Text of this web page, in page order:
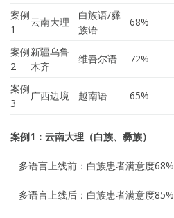
案例
1
云南大理
白族语/彝
族语
68%
案例
2
新疆乌鲁
木齐
维吾尔语 72%
案例
3
广西边境 越南语 65%
案例1：云南大理（白族、彝族）
– 多语言上线前：白族患者满意度68%
– 多语言上线后：白族患者满意度85%